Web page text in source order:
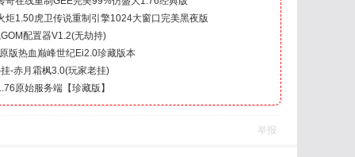
炬1.50虎卫传说重制引擎1024大窗口完美黑夜版
配置器V1.2(无劫持)
版热血巅峰世纪Ei2.0珍藏版本
-赤月霜枫3.0(玩家老挂)
原始服务端【珍藏版】
举报